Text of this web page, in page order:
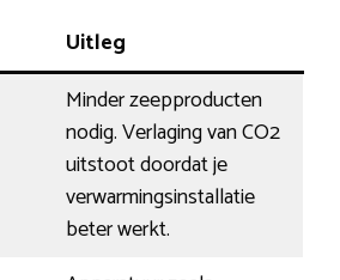
Uitleg
Minder zeepproducten
nodig. Verlaging van CO2
uitstoot doordat je
verwarmingsinstallatie
beter werkt.